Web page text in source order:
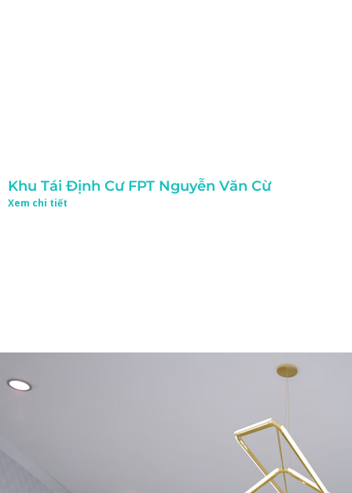
Khu Tái Định Cư FPT Nguyễn Văn Cừ
Xem chi tiết